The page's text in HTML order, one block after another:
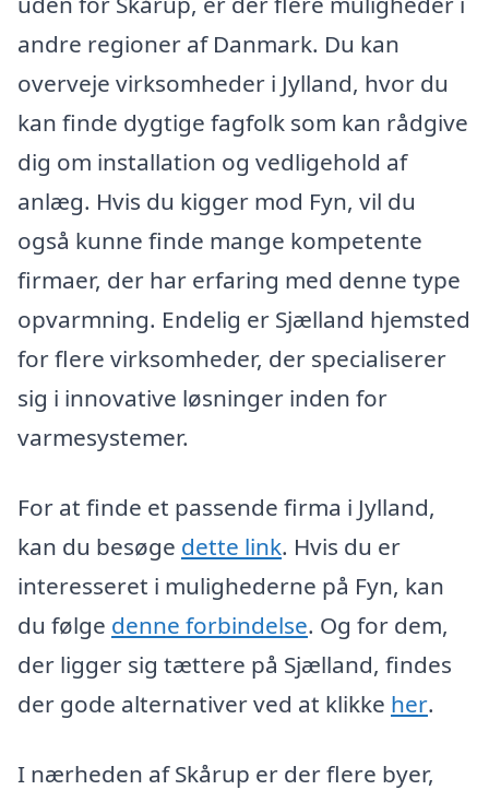
andre regioner af Danmark. Du kan
overveje virksomheder i Jylland, hvor du
kan finde dygtige fagfolk som kan rådgive
dig om installation og vedligehold af
anlæg. Hvis du kigger mod Fyn, vil du
også kunne finde mange kompetente
firmaer, der har erfaring med denne type
opvarmning. Endelig er Sjælland hjemsted
for flere virksomheder, der specialiserer
sig i innovative løsninger inden for
varmesystemer.
For at finde et passende firma i Jylland,
kan du besøge dette link. Hvis du er
interesseret i mulighederne på Fyn, kan
du følge denne forbindelse. Og for dem,
der ligger sig tættere på Sjælland, findes
der gode alternativer ved at klikke her.
I nærheden af Skårup er der flere byer,